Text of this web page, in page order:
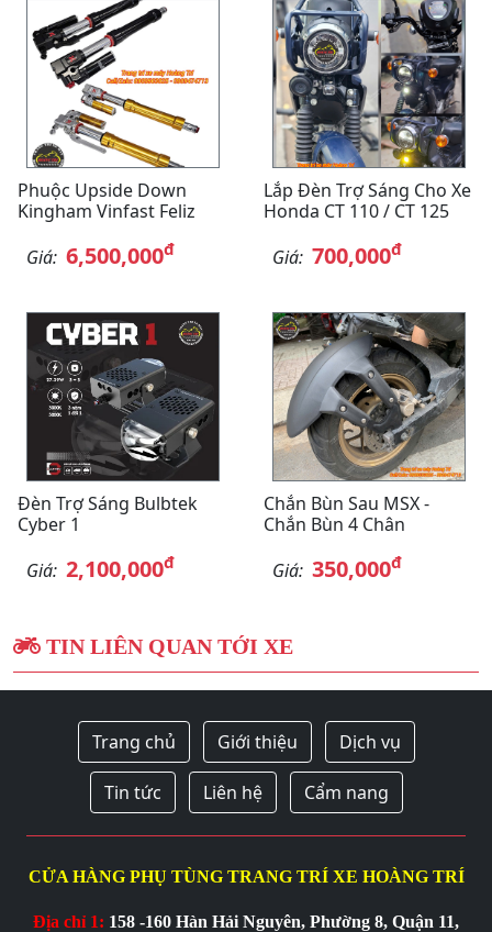
Phuộc Upside Down
Kingham Vinfast Feliz
Giá: 6,500,000đ
Lắp Đèn Trợ Sáng Cho Xe
Honda CT 110 / CT 125
Giá: 700,000đ
Đèn Trợ Sáng Bulbtek
Cyber 1
Giá: 2,100,000đ
Chắn Bùn Sau MSX -
Chắn Bùn 4 Chân
Giá: 350,000đ
TIN LIÊN QUAN TỚI XE
Trang chủ Giới thiệu Dịch vụ
Tin tức Liên hệ Cẩm nang
CỬA HÀNG PHỤ TÙNG TRANG TRÍ XE HOÀNG TRÍ
Địa chỉ 1: 158 -160 Hàn Hải Nguyên, Phường 8, Quận 11,